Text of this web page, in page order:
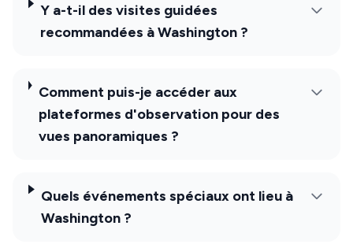
Y a-t-il des visites guidées
recommandées à Washington ?
Comment puis-je accéder aux
plateformes d'observation pour des
vues panoramiques ?
Quels événements spéciaux ont lieu à
Washington ?